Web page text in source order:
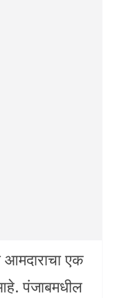
आमदाराचा एक
पंजाबमधील